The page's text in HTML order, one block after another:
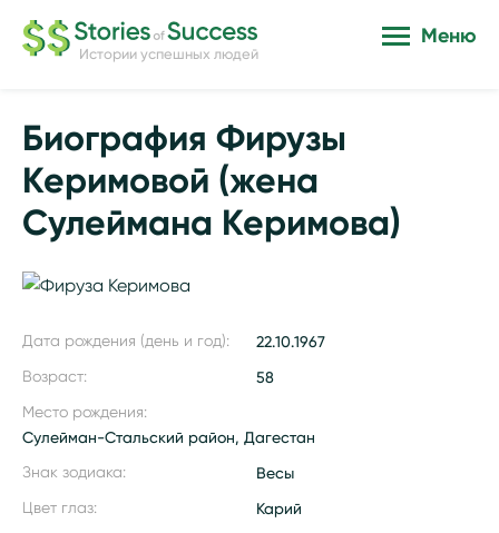
Истории успешных людей
Меню
Биография Фирузы
Керимовой (жена
Сулеймана Керимова)
Дата рождения (день и год): 22.10.1967
Возраст: 58
Место рождения:
Сулейман-Стальский район, Дагестан
Знак зодиака: Весы
Цвет глаз: Карий